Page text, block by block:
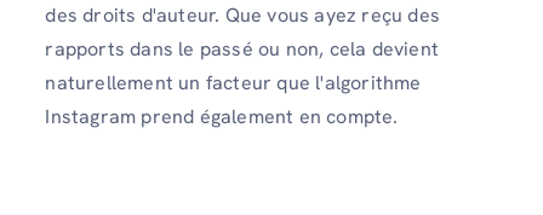
des droits d'auteur. Que vous ayez reçu des
rapports dans le passé ou non, cela devient
naturellement un facteur que l'algorithme
Instagram prend également en compte.